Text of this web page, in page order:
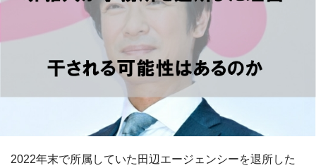
2022年末で所属していた田辺エージェンシーを退所した